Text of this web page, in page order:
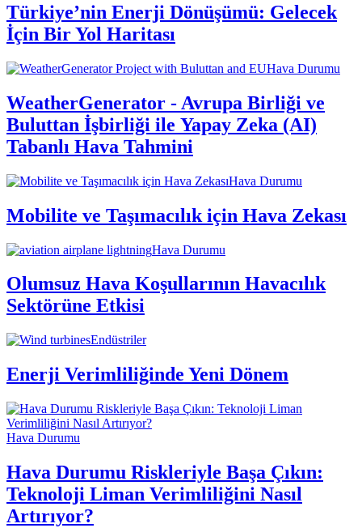
Türkiye’nin Enerji Dönüşümü: Gelecek
İçin Bir Yol Haritası
Hava Durumu
WeatherGenerator - Avrupa Birliği ve
Buluttan İşbirliği ile Yapay Zeka (AI)
Tabanlı Hava Tahmini
Hava Durumu
Mobilite ve Taşımacılık için Hava Zekası
Hava Durumu
Olumsuz Hava Koşullarının Havacılık
Sektörüne Etkisi
Endüstriler
Enerji Verimliliğinde Yeni Dönem
Hava Durumu
Hava Durumu Riskleriyle Başa Çıkın:
Teknoloji Liman Verimliliğini Nasıl
Artırıyor?